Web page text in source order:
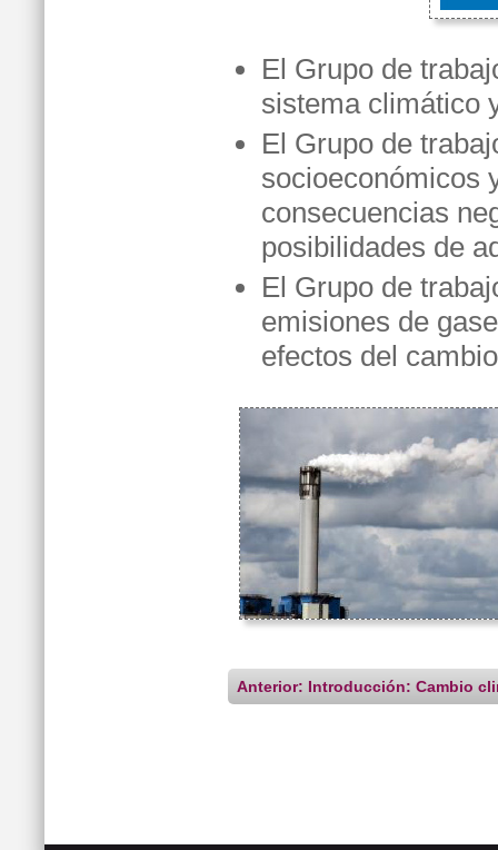
El Grupo de
sistema climático
El Grupo de
socioeconómicos
consecuencias
posibilidades de
El Grupo de
emisiones de
efectos del
Anterior: Introducción: Cambio